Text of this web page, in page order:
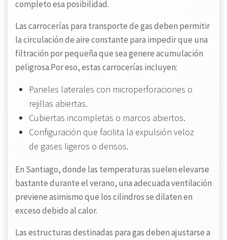
completo esa posibilidad.
Las carrocerías para transporte de gas deben permitir
la circulación de aire constante para impedir que una
filtración por pequeña que sea genere acumulación
peligrosa.Por eso, estas carrocerías incluyen:
Paneles laterales con microperforaciones o
rejillas abiertas.
Cubiertas incompletas o marcos abiertos.
Configuración que facilita la expulsión veloz
de gases ligeros o densos.
En Santiago, donde las temperaturas suelen elevarse
bastante durante el verano, una adecuada ventilación
previene asimismo que los cilindros se dilaten en
exceso debido al calor.
Las estructuras destinadas para gas deben ajustarse a